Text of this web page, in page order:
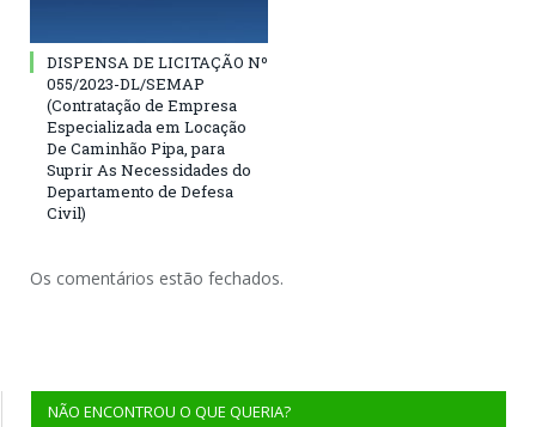
DISPENSA DE LICITAÇÃO Nº
055/2023-DL/SEMAP
(Contratação de Empresa
Especializada em Locação
De Caminhão Pipa, para
Suprir As Necessidades do
Departamento de Defesa
Civil)
Os comentários estão fechados.
NÃO ENCONTROU O QUE QUERIA?